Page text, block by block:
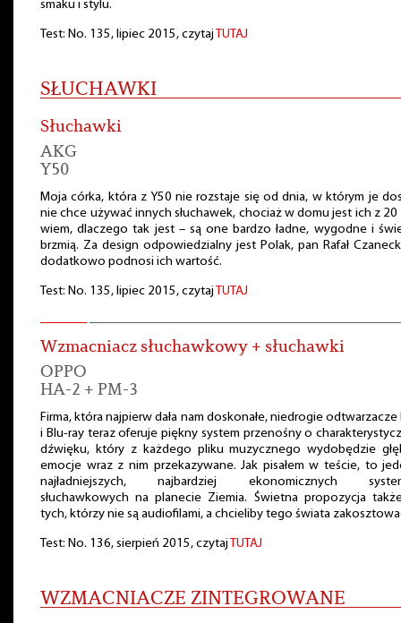
smaku i stylu.
Test: No. 135, lipiec 2015, czytaj TUTAJ
SŁUCHAWKI
Słuchawki
AKG
Y50
Moja córka, która z Y50 nie rozstaje się od dnia, w którym je
nie chce używać innych słuchawek, chociaż w domu jest ich z 20
wiem, dlaczego tak jest – są one bardzo ładne, wygodne i
brzmią. Za design odpowiedzialny jest Polak, pan Rafał
dodatkowo podnosi ich wartość.
Test: No. 135, lipiec 2015, czytaj TUTAJ
Wzmacniacz słuchawkowy + słuchawki
OPPO
HA-2 + PM-3
Firma, która najpierw dała nam doskonałe, niedrogie odtwarzacze
i Blu-ray teraz oferuje piękny system przenośny o
dźwięku, który z każdego pliku muzycznego wydobędzie
emocje wraz z nim przekazywane. Jak pisałem w teście, to
najładniejszych, najbardziej ekonomicznych
słuchawkowych na planecie Ziemia. Świetna propozycja
tych, którzy nie są audiofilami, a chcieliby tego świata
Test: No. 136, sierpień 2015, czytaj TUTAJ
WZMACNIACZE ZINTEGROWANE